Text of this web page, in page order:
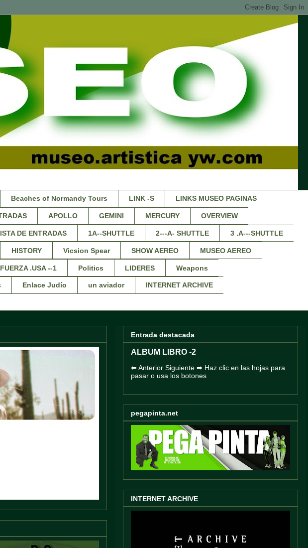
Beaches of Normandy Tours LINK -S LINKS MUSEO PAGINAS
APOLLO GEMINI MERCURY OVERVIEW
DE ENTRADAS 1A--SHUTTLE 2---A- SHUTTLE 3 .A---SHUTTLE
HISTORY Vicsion Spear SHOW AEREO MUSEO AEREO
FUERZA .USA --1 Politics LIDERES Weapons
Enlace Judío un aviador INTERNET ARCHIVE
Entrada destacada
ALBUM LIBRO -2
⬅ Anterior Siguiente ➡ Haz clic en las hojas para
pasar o usa los botones
pegapinta.net
INTERNET ARCHIVE